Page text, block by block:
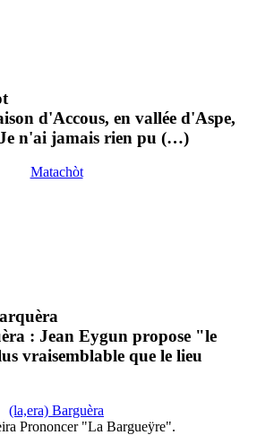
d'Accous, en vallée d'Aspe,
n'ai jamais rien pu (…)
Matachòt
: Jean Eygun propose "le
vraisemblable que le lieu
(la,era) Barguèra
Prononcer "La Bargueÿre".